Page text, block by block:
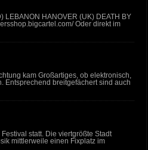
LEBANON HANOVER (UK) DEATH BY
Oder direkt im
kam Großartiges, ob elektronisch,
Entsprechend breitgefächert sind auch
statt. Die viertgrößte Stadt
mittlerweile einen Fixplatz im